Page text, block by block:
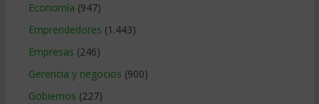
Economía (947)
Emprendedores (1.443)
Empresas (246)
Gerencia y negocios (900)
Gobiernos (227)